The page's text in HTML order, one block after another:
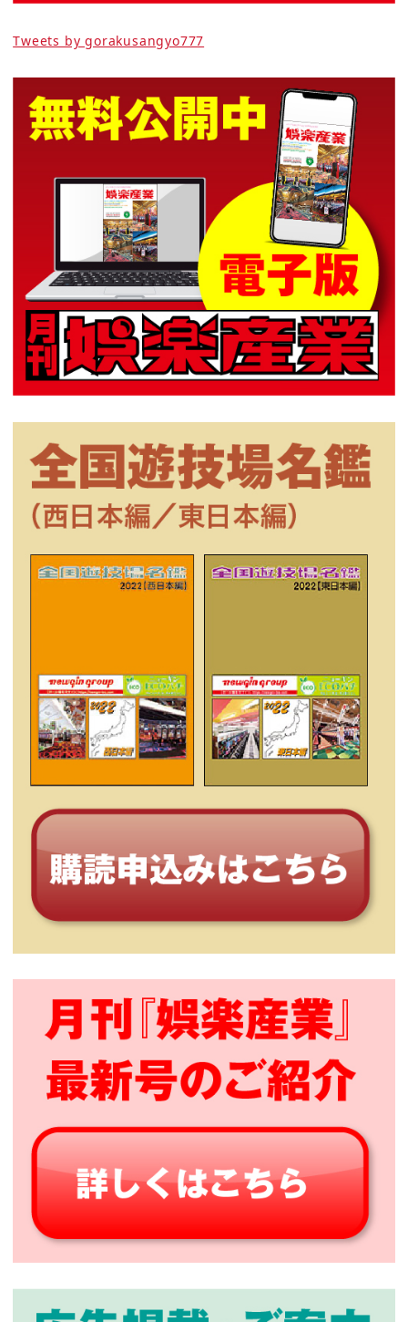
Tweets by gorakusangyo777